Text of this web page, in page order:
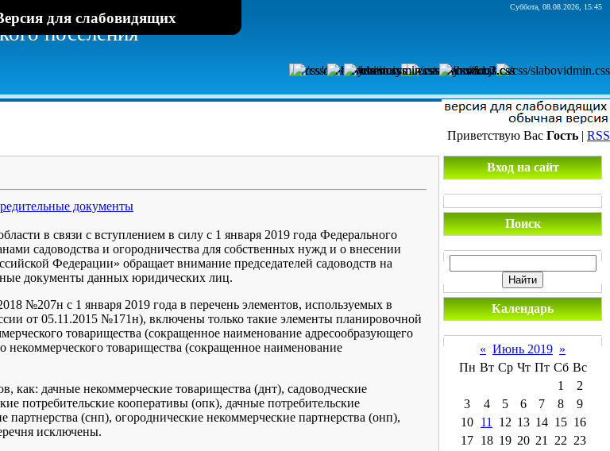
для слабовидящих
Суббота, 08.08.2026, 15:45
поселения
Приветствую Вас Гость | RSS
документы
в связи с вступлением в силу с 1 января 2019 года Федерального
садоводства и огородничества для собственных нужд и о внесении
Федерации» обращает внимание председателей садоводств на
документы данных юридических лиц.
№207н с 1 января 2019 года в перечень элементов, используемых в
от 05.11.2015 №171н), включены только такие элементы планировочной
товарищества (сокращенное наименование адресообразующего
некоммерческого товарищества (сокращенное наименование
как: дачные некоммерческие товарищества (днт), садоводческие
потребительские кооперативы (опк), дачные потребительские
партнерства (снп), огороднические некоммерческие партнерства (онп),
исключены.
Вход на сайт
Поиск
Календарь
« Июнь 2019 »
Пн Вт Ср Чт Пт Сб Вс
1
2
3
4 5 6 7 8
9
10 11 12 13 14 15 16
17 18 19 20 21 22 23